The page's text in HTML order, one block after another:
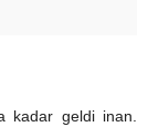
kadar geldi inan.